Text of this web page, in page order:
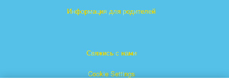
Информация для родителей
Свяжись с нами
Cookie Settings